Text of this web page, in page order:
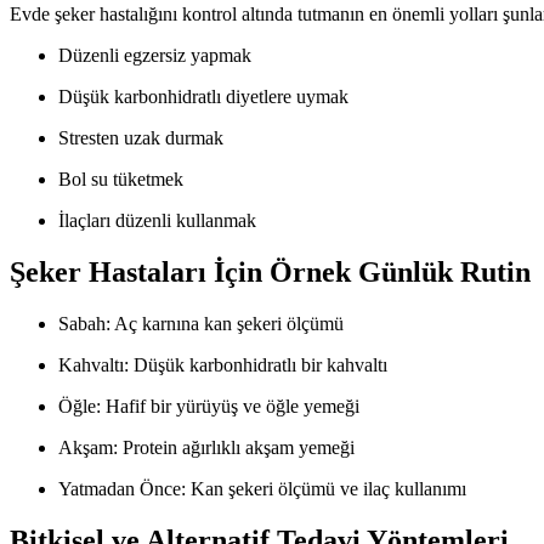
Evde şeker hastalığını kontrol altında tutmanın en önemli yolları
Düzenli egzersiz yapmak
Düşük karbonhidratlı diyetlere uymak
Stresten uzak durmak
Bol su tüketmek
İlaçları düzenli kullanmak
Şeker Hastaları İçin Örnek Günlük Rutin
Sabah: Aç karnına kan şekeri ölçümü
Kahvaltı: Düşük karbonhidratlı bir kahvaltı
Öğle: Hafif bir yürüyüş ve öğle yemeği
Akşam: Protein ağırlıklı akşam yemeği
Yatmadan Önce: Kan şekeri ölçümü ve ilaç kullanımı